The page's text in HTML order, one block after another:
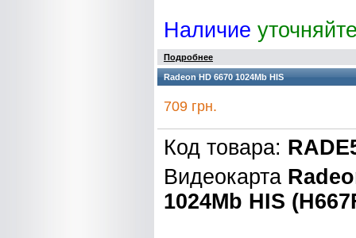
Наличие
Подробнее
Radeon HD 6670 1024Mb HIS
709 грн.
Код товара:
Видеокарта
1024Mb HIS